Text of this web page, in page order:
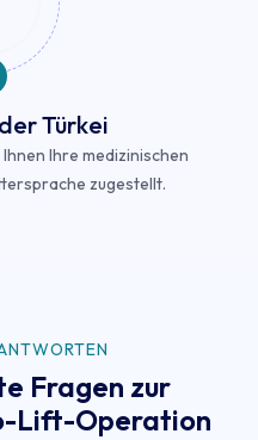
Türkei
Ihre medizinischen
zugestellt.
Fragen zur
Lift-Operation